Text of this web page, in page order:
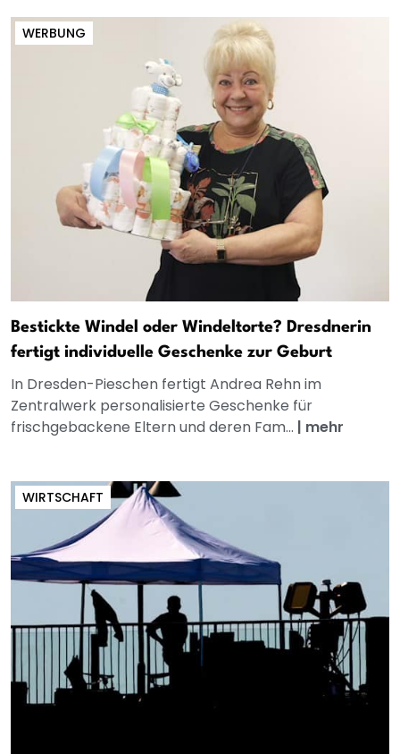
WERBUNG
Bestickte Windel oder Windeltorte? Dresdnerin
fertigt individuelle Geschenke zur Geburt
In Dresden-Pieschen fertigt Andrea Rehn im
Zentralwerk personalisierte Geschenke für
frischgebackene Eltern und deren Fam... | mehr
WIRTSCHAFT